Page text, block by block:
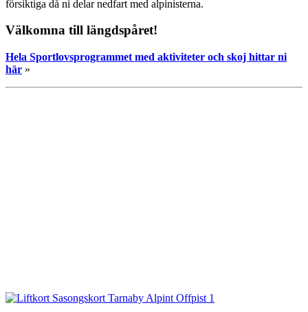
försiktiga då ni delar nedfart med alpinisterna.
Välkomna till längdspåret!
Hela Sportlovsprogrammet med aktiviteter och skoj hittar ni
här »